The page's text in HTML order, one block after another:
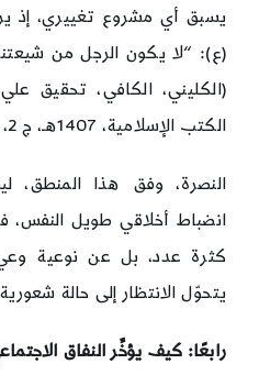
يسبق أي مشروع تغييري، إذ
(ع): “لا يكون الرجل من
(الكليني، الكافي، تحقيق
الكتب الإسلامية، 1407هـ، ج 2، ص 74).
النصرة، وفق هذا المنطق،
انضباط أخلاقي طويل النفس،
كثرة عدد، بل عن نوعية
يتحوّل الانتظار إلى حالة
رابعًا: كيف يؤخِّر النفاق